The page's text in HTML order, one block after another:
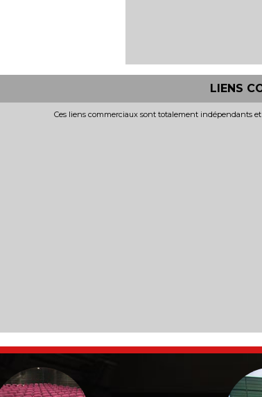
LIENS
Ces liens commerciaux sont totalement indépendants